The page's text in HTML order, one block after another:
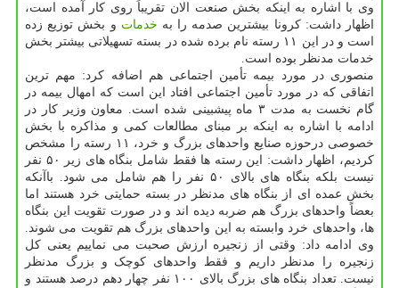
وی با اشاره به اینکه بخش صنعت الان تقریباً روی کار آمده است،
اظهار داشت: کرونا بیشترین صدمه را به خدمات و بخش توزیع زده
است و در این ۱۱ رسته نام برده شده در بسته تسهیلاتی بیشتر بخش
خدمات مدنظر بوده است.
منصوری در مورد بیمه تأمین اجتماعی هم اضافه کرد: مهم ترین
اتفاقی که در مورد تأمین اجتماعی افتاد این است که امهال بیمه در
گام نخست به مدت ۳ ماه پیشبینی شده است. معاون وزیر کار در
ادامه با اشاره به اینکه بر مبنای مطالعات کمی و مذاکره با بخش
خصوصی درحوزه صنایع واحدهای بزرگ و خرد، ۱۱ رسته را مشخص
کردیم، اظهار داشت: این رسته ها فقط شامل بنگاه های زیر ۵۰ نفر
نیست بلکه بنگاه های بالای ۵۰ نفر را هم شامل می شود. باآنکه
بخش عمده ای از بنگاه های مدنظر در بسته حمایتی خرد هستند اما
بعضاً واحدهای بزرگ هم ضربه دیده اند و در صورت تقویت این بنگاه
ها، واحدهای خرد وابسته به این واحدهای بزرگ هم تقویت می شوند.
وی ادامه داد: وقتی از زنجیره ارزش صحبت می نماییم یعنی کل
زنجیره را مدنظر داریم و فقط واحدهای کوچک و بزرگ مدنظر
نیست. تعداد بنگاه های بزرگ بالای ۱۰۰ نفر چهار دهم درصد هستند و